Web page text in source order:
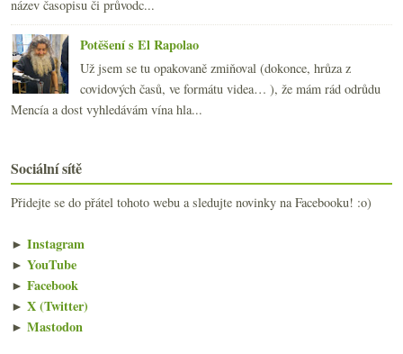
název časopisu či průvodc...
Potěšení s El Rapolao
Už jsem se tu opakovaně zmiňoval (dokonce, hrůza z
covidových časů, ve formátu videa… ), že mám rád odrůdu
Mencía a dost vyhledávám vína hla...
Sociální sítě
Přidejte se do přátel tohoto webu a sledujte novinky na Facebooku! :o)
► Instagram
► YouTube
► Facebook
► X (Twitter)
► Mastodon